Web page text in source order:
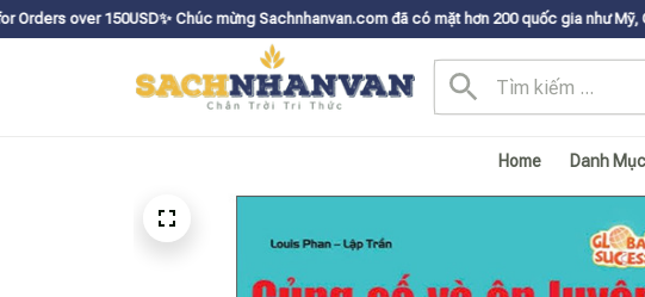
ㅤ✨Chúc mừng Sachnhanvan.com đã có mặt hơn 200 quốc gia như Mỹ, Canada, Úc,
Home Danh